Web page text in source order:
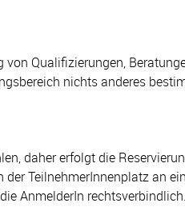
Qualifizierungen,
nichts anderes
daher erfolgt die
TeilnehmerInnenplatz an
AnmelderIn rechtsverbindlich.